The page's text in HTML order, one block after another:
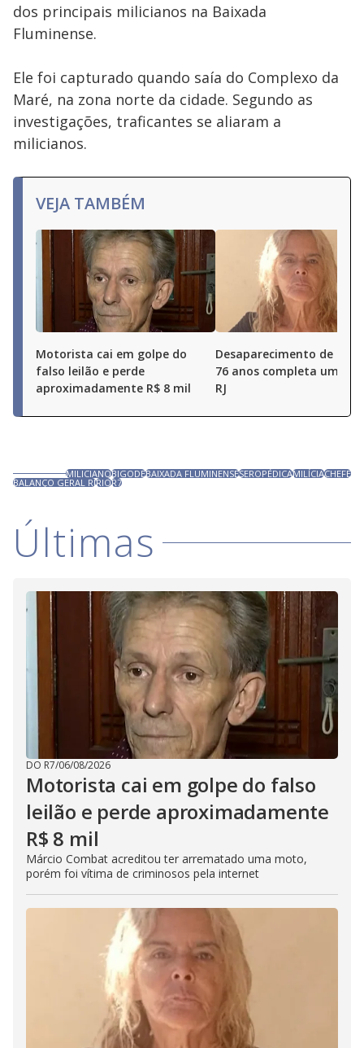
dos principais milicianos na Baixada
Fluminense.
Ele foi capturado quando saía do Complexo da
Maré, na zona norte da cidade. Segundo as
investigações, traficantes se aliaram a
milicianos.
VEJA TAMBÉM
Motorista cai em golpe do
falso leilão e perde
aproximadamente R$ 8 mil
Desaparecimento de
76 anos completa um
RJ
MILICIANOBIGODEBAIXADA FLUMINENSESEROPÉDICAMILÍCIACHEFE
BALANÇO GERAL RJRIOR7
Últimas
DO R7/06/08/2026
Motorista cai em golpe do falso
leilão e perde aproximadamente
R$ 8 mil
Márcio Combat acreditou ter arrematado uma moto,
porém foi vítima de criminosos pela internet